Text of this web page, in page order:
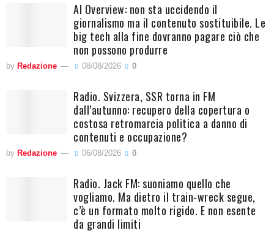
AI Overview: non sta uccidendo il
giornalismo ma il contenuto sostituibile. Le
big tech alla fine dovranno pagare ciò che
non possono produrre
by Redazione 08/08/2026 0
Radio. Svizzera, SSR torna in FM
dall’autunno: recupero della copertura o
costosa retromarcia politica a danno di
contenuti e occupazione?
by Redazione 06/08/2026 0
Radio. Jack FM: suoniamo quello che
vogliamo. Ma dietro il train-wreck segue,
c’è un formato molto rigido. E non esente
da grandi limiti